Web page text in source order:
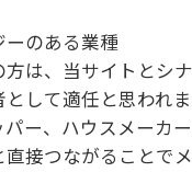
ーのある業種
は、当サイトとシ
して適任と思われま
ー、ハウスメーカ
接つながることで